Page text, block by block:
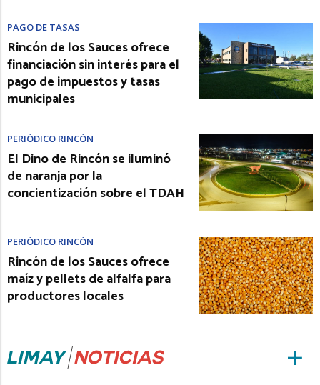
PAGO DE TASAS
Rincón de los Sauces ofrece
financiación sin interés para el
pago de impuestos y tasas
municipales
PERIÓDICO RINCÓN
El Dino de Rincón se iluminó
de naranja por la
concientización sobre el TDAH
PERIÓDICO RINCÓN
Rincón de los Sauces ofrece
maíz y pellets de alfalfa para
productores locales